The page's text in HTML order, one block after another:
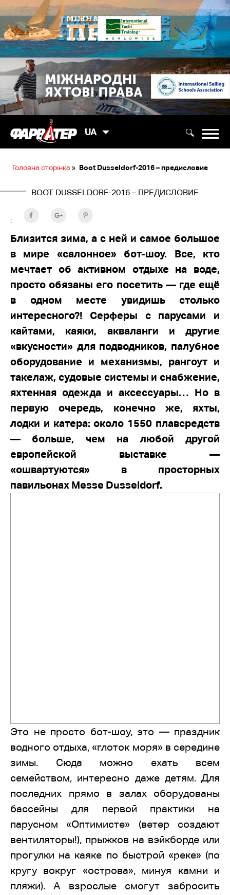
UA
Головна сторінка » Boot Dusseldorf-2016 – предисловие
BOOT DUSSELDORF-2016 – ПРЕДИСЛОВИЕ
:
Близится зима, а с ней и самое большое
в мире «салонное» бот-шоу. Все, кто
мечтает об активном отдыхе на воде,
просто обязаны его посетить — где ещё
в одном месте увидишь столько
интересного?! Серферы с парусами и
кайтами, каяки, акваланги и другие
«вкусности» для подводников, палубное
оборудование и механизмы, рангоут и
такелаж, судовые системы и снабжение,
яхтенная одежда и аксессуары… Но в
первую очередь, конечно же, яхты,
лодки и катера: около 1550 плавсредств
— больше, чем на любой другой
европейской выставке —
«ошвартуются» в просторных
павильонах Messe Dusseldorf.
Это не просто бот-шоу, это — праздник
водного отдыха, «глоток моря» в середине
зимы. Сюда можно ехать всем
семейством, интересно даже детям. Для
последних прямо в залах оборудованы
бассейны для первой практики на
парусном «Оптимисте» (ветер создают
вентиляторы!), прыжков на вэйкборде или
прогулки на каяке по быстрой «реке» (по
кругу вокруг «острова», минуя камни и
пляжи). А взрослые смогут забросить